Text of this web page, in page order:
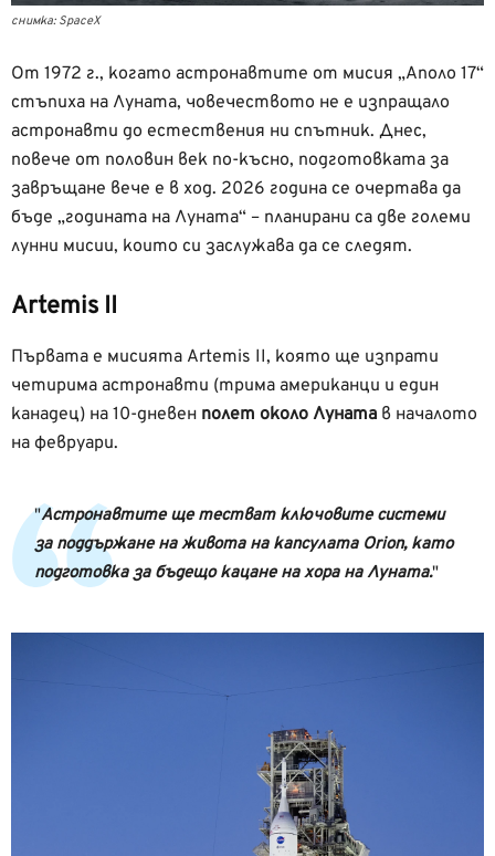
снимка: SpaceX
От 1972 г., когато астронавтите от мисия „Аполо 17“
стъпиха на Луната, човечеството не е изпращало
астронавти до естествения ни спътник. Днес,
повече от половин век по-късно, подготовката за
завръщане вече е в ход. 2026 година се очертава да
бъде „годината на Луната“ – планирани са две големи
лунни мисии, които си заслужава да се следят.
Artemis II
Първата е мисията Artemis II, която ще изпрати
четирима астронавти (трима американци и един
канадец) на 10-дневен полет около Луната в началото
на февруари.
Астронавтите ще тестват ключовите системи
за поддържане на живота на капсулата Orion, като
подготовка за бъдещо кацане на хора на Луната.